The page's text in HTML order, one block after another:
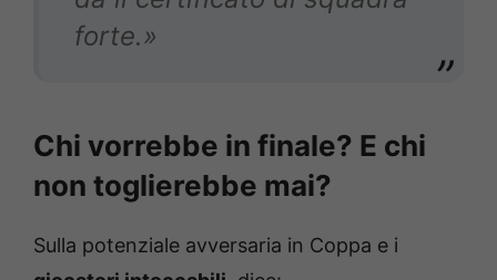
forte.»
Chi vorrebbe in finale? E chi
non toglierebbe mai?
Sulla potenziale avversaria in Coppa e i